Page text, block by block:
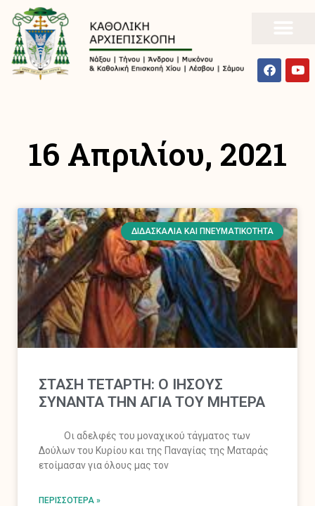
16 Απριλίου, 2021
ΔΙΔΑΣΚΑΛΊΑ ΚΑΙ ΠΝΕΥΜΑΤΙΚΌΤΗΤΑ
ΣΤΑΣΗ ΤΕΤΑΡΤΗ: Ο ΙΗΣΟΥΣ
ΣΥΝΑΝΤΑ ΤΗΝ ΑΓΙΑ ΤΟΥ ΜΗΤΕΡΑ
Οι αδελφές του μοναχικού τάγματος των
Δούλων του Κυρίου και της Παναγίας της Ματαράς
ετοίμασαν για όλους μας τον
ΠΕΡΙΣΣΌΤΕΡΑ »